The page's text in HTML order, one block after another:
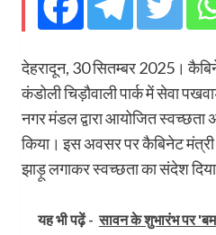
देहरादून, 30 सितम्बर 2025।
कंडोली चिड़ौवाली पार्क में सेवा
नगर मंडल द्वारा आयोजित स्वच्छता
किया। इस अवसर पर कैबिनेट
झाड़ू लगाकर स्वच्छता का संदेश
यह भी पढ़ें - सावन के शुभारंभ पर